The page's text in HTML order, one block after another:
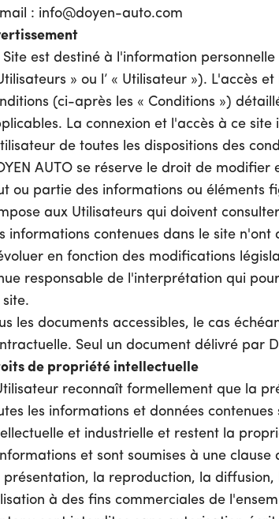
: info@doyen-auto.com
Site est destiné à l'information
» ou l’ « Utilisateur »). L'accès
(ci-après les « Conditions »)
La connexion et l'accès à ce
de toutes les dispositions des
AUTO se réserve le droit de
ou partie des informations ou éléments
aux Utilisateurs qui doivent
informations contenues dans le site
en fonction des modifications
responsable de l'interprétation qui
site.
les documents accessibles, le cas
Seul un document délivré par
de propriété intellectuelle
reconnaît formellement que la
les informations et données
et industrielle et restent la
et sont soumises à une clause
présentation, la reproduction, la
à des fins commerciales de